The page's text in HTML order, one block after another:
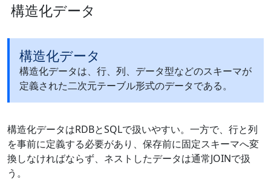
構造化データ
構造化データ
構造化データは、行、列、データ型などのスキーマが
定義された二次元テーブル形式のデータである。
構造化データはRDBとSQLで扱いやすい。一方で、行と列
を事前に定義する必要があり、保存前に固定スキーマへ変
換しなければならず、ネストしたデータは通常JOINで扱
う。